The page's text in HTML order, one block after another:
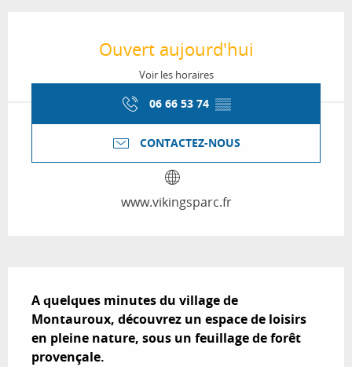
Ouvert aujourd'hui
Voir les horaires
06 66 53 74 ▒▒
CONTACTEZ-NOUS
www.vikingsparc.fr
A quelques minutes du village de
Montauroux, découvrez un espace de loisirs
en pleine nature, sous un feuillage de forêt
provençale.